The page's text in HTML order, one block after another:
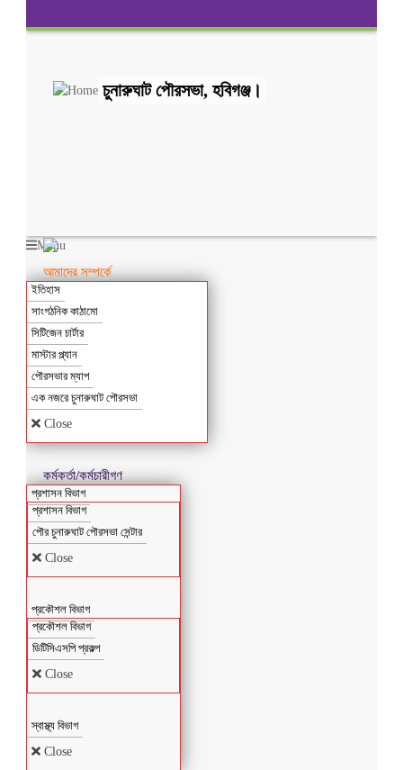
চুনারুঘাট পৌরসভা, হবিগঞ্জ।
Menu
আমাদের সম্পর্কে
ইতিহাস
সাংগঠনিক কাঠামো
সিটিজেন চার্টার
মাস্টার প্ল্যান
পৌরসভার ম্যাপ
এক নজরে চুনারুঘাট পৌরসভা
Close
কর্মকর্তা/কর্মচারীগণ
প্রশাসন বিভাগ
প্রশাসন বিভাগ
পৌর চুনারুঘাট পৌরসভা সেন্টার
Close
প্রকৌশল বিভাগ
প্রকৌশল বিভাগ
ডিটিসিএসপি প্রকল্প
Close
স্বাস্থ্য বিভাগ
Close